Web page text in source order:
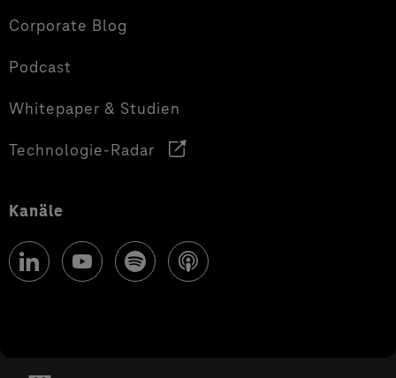
Corporate Blog
Podcast
Whitepaper & Studien
Technologie-Radar
Kanäle